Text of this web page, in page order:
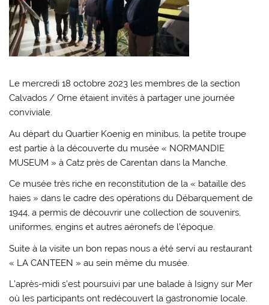
Le mercredi 18 octobre 2023 les membres de la section
Calvados / Orne étaient invités à partager une journée
conviviale.
Au départ du Quartier Koenig en minibus, la petite troupe
est partie à la découverte du musée « NORMANDIE
MUSEUM » à Catz près de Carentan dans la Manche.
Ce musée très riche en reconstitution de la « bataille des
haies » dans le cadre des opérations du Débarquement de
1944, a permis de découvrir une collection de souvenirs,
uniformes, engins et autres aéronefs de l’époque.
Suite à la visite un bon repas nous a été servi au restaurant
« LA CANTEEN » au sein même du musée.
L’après-midi s’est poursuivi par une balade à Isigny sur Mer
où les participants ont redécouvert la gastronomie locale.